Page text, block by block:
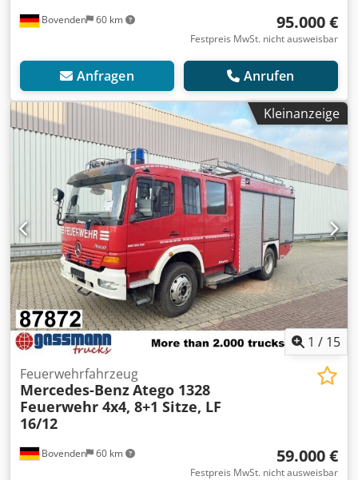
Bovenden 60 km 95.000 €
Festpreis MwSt. nicht ausweisbar
Anfragen Anrufen
Kleinanzeige
1 / 15
Bovenden 60 km
Feuerwehrfahrzeug
Mercedes-BenzAtego 1328
Feuerwehr 4x4, 8+1 Sitze, LF
16/12
59.000 €
Festpreis MwSt. nicht ausweisbar